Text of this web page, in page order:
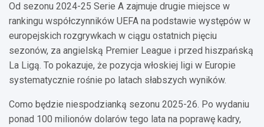
Od sezonu 2024-25 Serie A zajmuje drugie miejsce w
rankingu współczynników UEFA na podstawie występów w
europejskich rozgrywkach w ciągu ostatnich pięciu
sezonów, za angielską Premier League i przed hiszpańską
La Ligą. To pokazuje, że pozycja włoskiej ligi w Europie
systematycznie rośnie po latach słabszych wyników.
Como będzie niespodzianką sezonu 2025-26. Po wydaniu
ponad 100 milionów dolarów tego lata na poprawę kadry,